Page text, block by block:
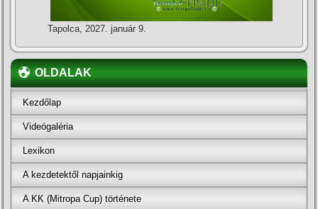
Tapolca, 2027. január 9.
OLDALAK
Kezdőlap
Videógaléria
Lexikon
A kezdetektől napjainkig
A KK (Mitropa Cup) története